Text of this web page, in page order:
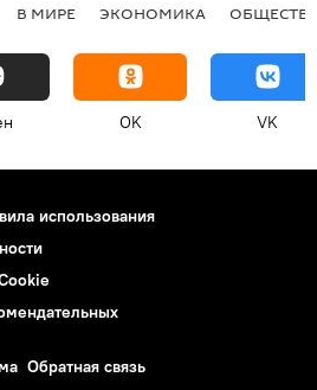
В МИРЕ ЭКОНОМИКА
OK VK
использования
Обратная связь